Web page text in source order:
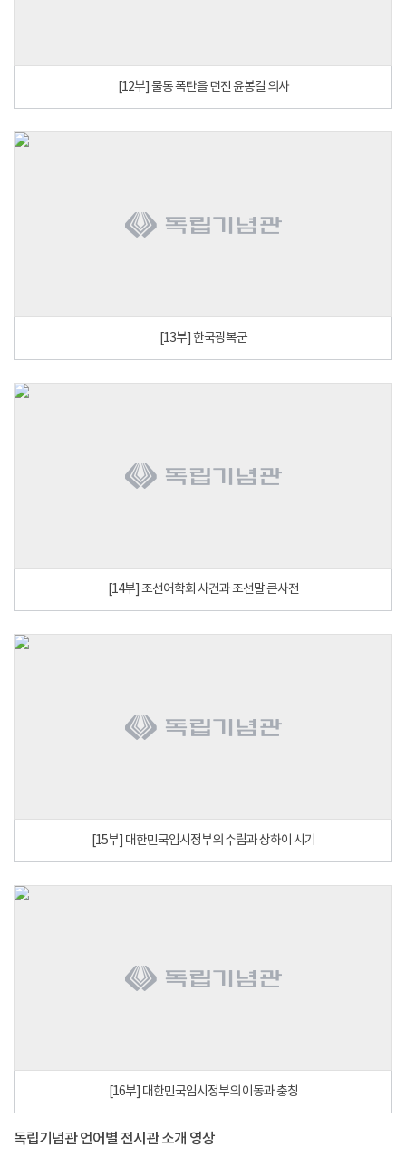
[12부] 물통 폭탄을 던진 윤봉길 의사
[13부] 한국광복군
[14부] 조선어학회 사건과 조선말 큰사전
[15부] 대한민국임시정부의 수립과 상하이 시기
[16부] 대한민국임시정부의 이동과 충칭
독립기념관 언어별 전시관 소개 영상